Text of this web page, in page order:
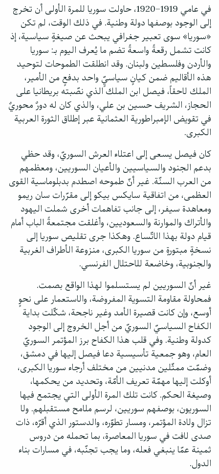
في عامي 1919–1920، حاولت سوريا للمرة الأولى أن تخرج
إلى الوجود بوصفها دولة وطنية. في ذلك الوقت، لم تكن
«سوريا» سوى تعبير جغرافي يبحث عن صيغةٍ سياسية، إذ
كانت تشمل رقعةً واسعةً تضم ما يُعرف اليوم بـ: سوريا
والأردن وفلسطين ولبنان. وقد انطلقت الطموحات لتوحيد
هذه الأقاليم ضمن كيانٍ سياسيٍّ واحد بدفعٍ من الأمير،
الملك لاحقاً، فيصل ابن الملك الذي نصّبته بريطانيا على
الحجاز، الشريف حسين بن علي، والذي كان له دورٌ محوريٌ
في تقويض الإمبراطورية العثمانية عبر إطلاق الثورة العربية
الكبرى.
كان فيصل يسعى إلى اعتلاء العرش السوريّ، وقد حظي
بدعم الجنود والسياسيين والأعيان السوريين، ومعظمهم
من العرب السنّة. غير أنّ طموحه اصطدم بدبلوماسية القوى
العظمى، من اتفاقية سايكس بيكو إلى مقرّرات سان ريمو
ومعاهدة سيفر، إلى جانب تفاهمات أخرى شملت اليهود
والأتراك والموارنة والسعوديين، وأغلقت مجتمعةً الباب أمام
قيام دولة بهذا الاتّساع. وهكذا جرى تقليص سوريا إلى
نسخةٍ مبتورةٍ من سوريا الكبرى، منزوعة الأطراف الغربية
والجنوبية، وخاضعة للاحتلال الفرنسي.
غير أنّ السوريين لم يستسلموا لهذا الواقع بصمت.
فمحاولة مقاومة التسوية المفروضة، والاستعمار على نحوٍ
أوسع، وإن كانت قصيرة الأمد وغير ناجحة، شكّلت بداية
الكفاح السياسيّ السوريّ من أجل الخروج إلى الوجود
كدولة وطنية. وفي قلب هذا الكفاح برز المؤتمر السوريّ
العام، وهو جمعية تأسيسية دعا فيصل إليها في دمشق،
وضمّت ممثّلين مدنيين من مختلف أرجاء سوريا الكبرى،
أوكلت إليها مهمّة تعريف الأمّة، وتحديد من يحكمها،
وصيغة الحكم. كانت تلك المرة الأولى التي يجتمع فيها
السوريون، بوصفهم سوريين، لرسم ملامح مستقبلهم. ولا
تزال ولادة المؤتمر، ومسار تطوّره، والدستور الذي أقرّه، ذات
صدى لافت في سوريا المعاصرة، بما تحمله من دروس
ثمينة عمّا ينبغي فعله، وما يجب تجنّبه، في مسارات بناء
الدول.